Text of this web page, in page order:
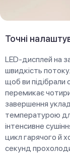
Точні
LED-дисплей на
швидкість
щоб ви підібрали
перемикає
завершення
температурою
інтенсивне
цикл гарячого й
секунд